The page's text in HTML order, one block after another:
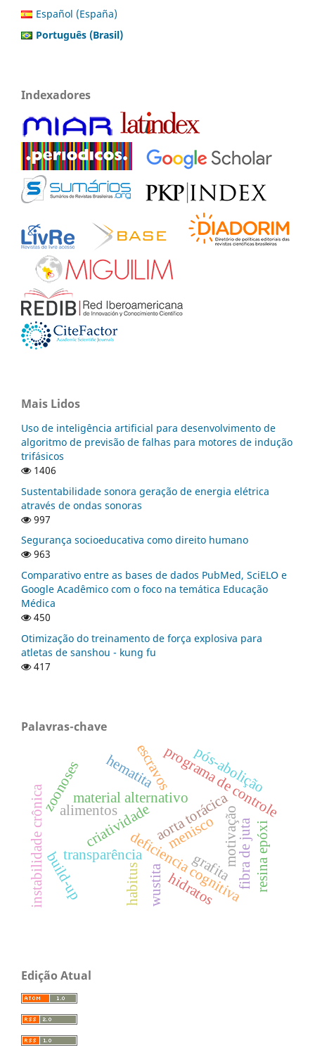
Español (España)
Português (Brasil)
Indexadores
Mais Lidos
Uso de inteligência artificial para desenvolvimento de
algoritmo de previsão de falhas para motores de indução
trifásicos
1406
Sustentabilidade sonora geração de energia elétrica
através de ondas sonoras
997
Segurança socioeducativa como direito humano
963
Comparativo entre as bases de dados PubMed, SciELO e
Google Acadêmico com o foco na temática Educação
Médica
450
Otimização do treinamento de força explosiva para
atletas de sanshou - kung fu
417
Palavras-chave
transparência
aorta torácica
criatividade
material alternativo
motivação
zoonoses programa de controle
deficiencia cognitiva
wustita
instabilidade crônica menisco
escravos pós-abolição
fibra de jutaresina epóxi
hematita
alimentos
build-up grafita
hidratos
habitus
Edição Atual